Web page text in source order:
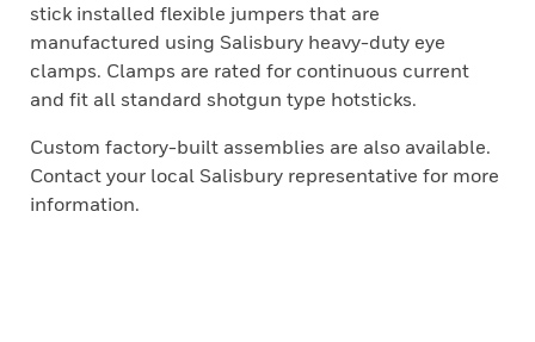
stick installed flexible jumpers that are
manufactured using Salisbury heavy-duty eye
clamps. Clamps are rated for continuous current
and fit all standard shotgun type hotsticks.
Custom factory-built assemblies are also available.
Contact your local Salisbury representative for more
information.